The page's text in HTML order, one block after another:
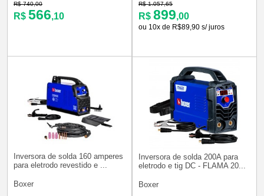
R$ 740,00
R$ 566,10
R$ 1.057,65
R$ 899,00
ou 10x de R$89,90 s/ juros
Inversora de solda 160 amperes
para eletrodo revestido e ...
Boxer
Inversora de solda 200A para
eletrodo e tig DC - FLAMA 20...
Boxer